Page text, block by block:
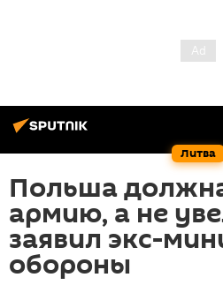
Литва
Польша
армию, а не
заявил экс-
обороны